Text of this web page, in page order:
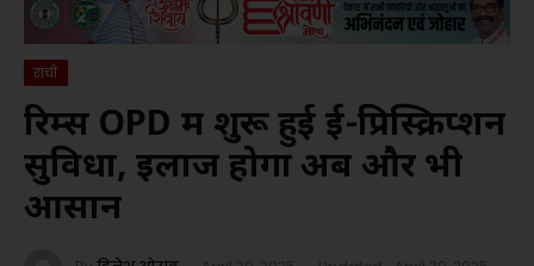
रांची
रिम्स OPD में शुरू हुई ई-प्रिस्क्रिप्शन
सुविधा, इलाज होगा अब और भी
आसान